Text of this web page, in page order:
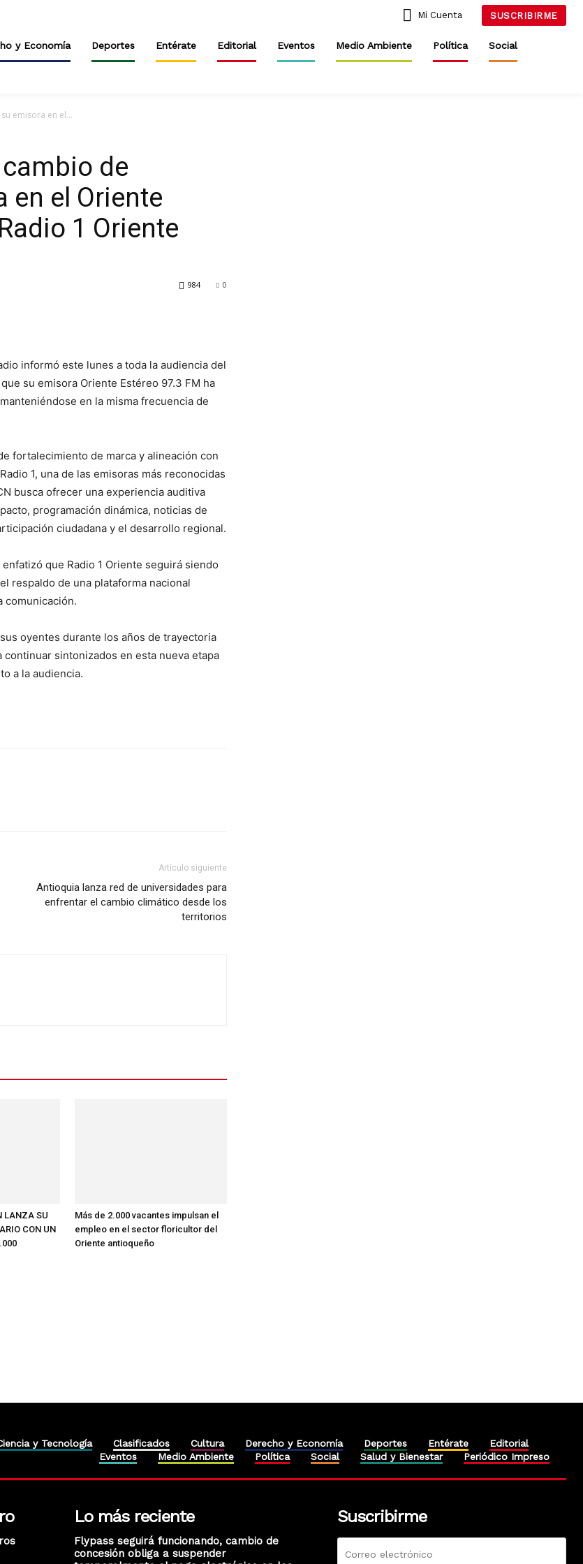
Mi Cuenta SUSCRIBIRME
y Economía Deportes Entérate Editorial Eventos Medio Ambiente Política Social
emisora en el...
de
en el Oriente
1 Oriente
0
984
informó este lunes a toda la audiencia del
su emisora Oriente Estéreo 97.3 FM ha
en la misma frecuencia de
fortalecimiento de marca y alineación con
1, una de las emisoras más reconocidas
busca ofrecer una experiencia auditiva
programación dinámica, noticias de
ciudadana y el desarrollo regional.
que Radio 1 Oriente seguirá siendo
respaldo de una plataforma nacional
comunicación.
oyentes durante los años de trayectoria
sintonizados en esta nueva etapa
a la audiencia.
Artículo siguiente
Antioquia lanza red de universidades para
enfrentar el cambio climático desde los
territorios
LANZA SU
CON UN
Más de 2.000 vacantes impulsan el
empleo en el sector floricultor del
Oriente antioqueño
y Tecnología Clasificados Cultura Derecho y Economía Deportes Entérate
Editorial
Eventos
Medio Ambiente Política Social Salud y Bienestar Periódico Impreso
Lo más reciente
Flypass seguirá funcionando, cambio de
concesión obliga a suspender
Suscribirme